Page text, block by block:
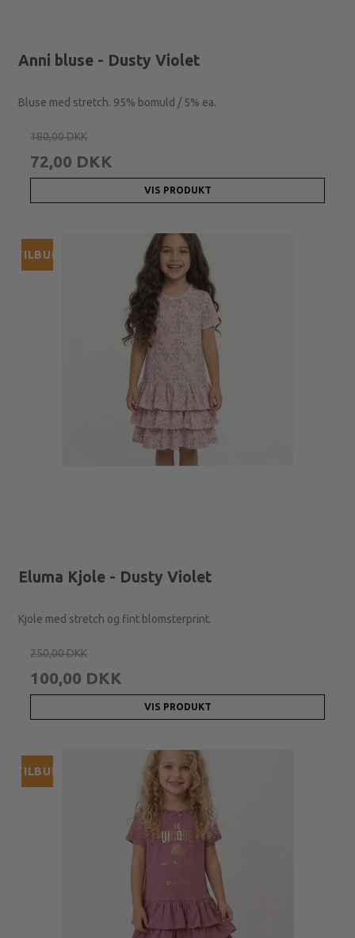
Anni bluse - Dusty Violet
Bluse med stretch. 95% bomuld / 5% ea.
180,00 DKK
72,00 DKK
VIS PRODUKT
TILBUD
Eluma Kjole - Dusty Violet
Kjole med stretch og fint blomsterprint.
250,00 DKK
100,00 DKK
VIS PRODUKT
TILBUD